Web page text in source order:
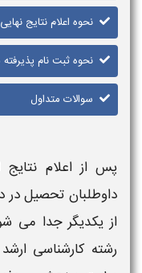
نحوه اعلام نتایج
نحوه ثبت نام
سوالات متداول
پس ازاعلام نتایج
داوطلبان تحصیل در
از یکدیگر جدا می
رشته کارشناسی ارشد